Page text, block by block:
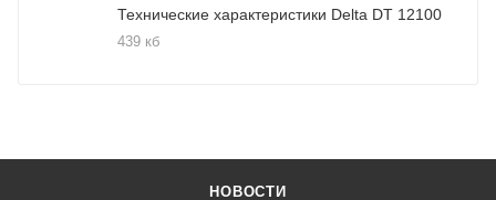
Технические характеристики Delta DT 12100
439 кб
НОВОСТИ